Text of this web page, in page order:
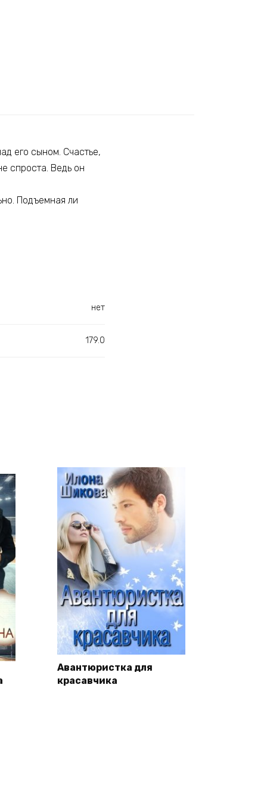
его сыном. Счастье,
спроста. Ведь он
Подъемная ли
нет
179.0
Авантюристка для
красавчика